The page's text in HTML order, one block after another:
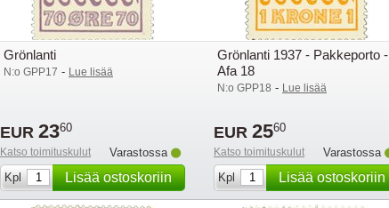
Grönlanti
N:o GPP17 - Lue lisää
EUR 2360
Katso toimituskulut
Varastossa
Kpl
Lisää ostoskoriin
Grönlanti 1937 - Pakkeporto -
Afa 18
N:o GPP18 - Lue lisää
EUR 2560
Katso toimituskulut
Varastossa
Kpl
Lisää ostoskoriin